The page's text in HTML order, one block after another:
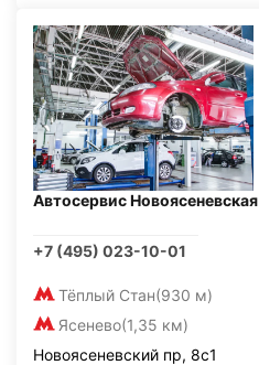
Автосервис Новоясеневская
+7 (495) 023-10-01
Тёплый Стан(930 м)
Ясенево(1,35 км)
Новоясеневский пр, 8с1